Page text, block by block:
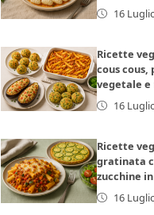
16
Ricette
cous
vegetale e
16
Ricette
gratinata
zucchine
16